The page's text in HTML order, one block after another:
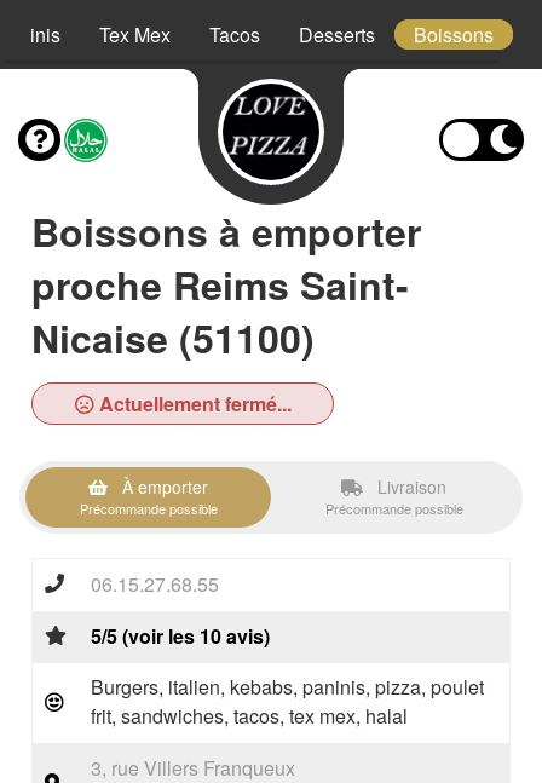
Tex Mex Tacos Desserts Boissons
Boissons à emporter
proche Reims Saint-
Nicaise (51100)
Actuellement fermé...
À emporter
Précommande possible
Livraison
Précommande possible
06.15.27.68.55
5/5 (voir les 10 avis)
Burgers, italien, kebabs, paninis, pizza, poulet
frit, sandwiches, tacos, tex mex, halal
3, rue Villers Franqueux